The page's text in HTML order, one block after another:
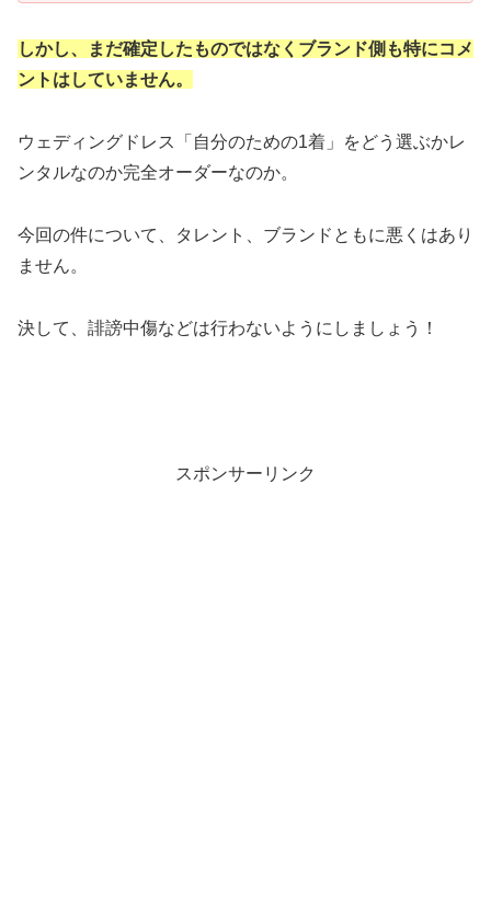
しかし、まだ確定したものではなくブランド側も特にコメ
ントはしていません。
ウェディングドレス「自分のための1着」をどう選ぶかレ
ンタルなのか完全オーダーなのか。
今回の件について、タレント、ブランドともに悪くはあり
ません。
決して、誹謗中傷などは行わないようにしましょう！
スポンサーリンク